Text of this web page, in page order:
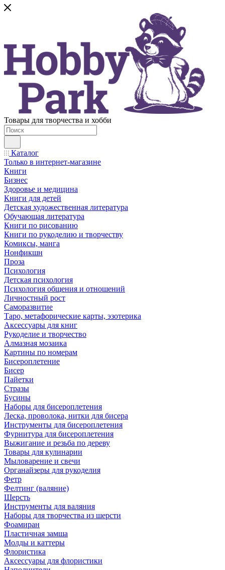
Товары для творчества и хобби
Каталог
Только в интернет-магазине
Книги
Бизнес
Здоровье и медицина
Книги для детей
Детская художественная литература
Обучающая литература
Книги по рисованию
Книги по рукоделию и творчеству
Комиксы, манга
Нонфикшн
Проза
Психология
Детская психология
Психология общения и отношений
Личностный рост
Саморазвитие
Таро, метафорические карты, эзотерика
Аксессуары для книг
Рукоделие и творчество
Алмазная мозаика
Картины по номерам
Бисероплетение
Бисер
Пайетки
Стразы
Бусины
Наборы для бисероплетения
Леска, проволока, нитки для бисера
Инструменты для бисероплетения
Фурнитура для бисероплетения
Выжигание и резьба по дереву
Товары для кулинарии
Мыловарение и свечи
Органайзеры для рукоделия
Фетр
Фелтинг (валяние)
Шерсть
Инструменты для валяния
Наборы для творчества из шерсти
Фоамиран
Пластичная замша
Молды и каттеры
Флористика
Аксессуары для флористики